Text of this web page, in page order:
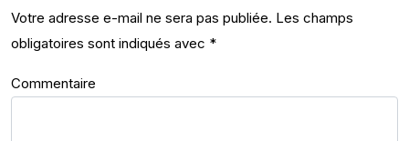
Votre adresse e-mail ne sera pas publiée. Les champs
obligatoires sont indiqués avec *
Commentaire